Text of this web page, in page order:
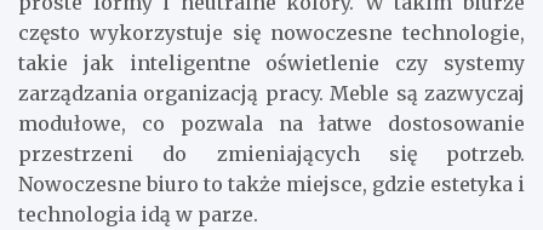
często wykorzystuje się nowoczesne technologie,
takie jak inteligentne oświetlenie czy systemy
zarządzania organizacją pracy. Meble są zazwyczaj
modułowe, co pozwala na łatwe dostosowanie
przestrzeni do zmieniających się potrzeb.
Nowoczesne biuro to także miejsce, gdzie estetyka i
technologia idą w parze.